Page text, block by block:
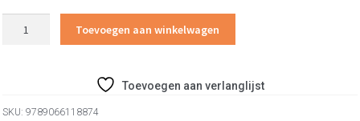
Toevoegen aan winkelwagen
Toevoegen aan verlanglijst
SKU: 9789066118874